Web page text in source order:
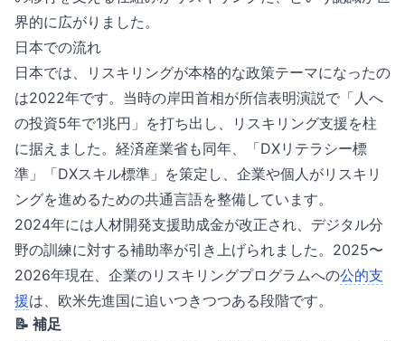
界的に広がりました。
日本での流れ
日本では、リスキリングが本格的な政策テーマになったの
は2022年です。当時の岸田首相が所信表明演説で「人へ
の投資5年で1兆円」を打ち出し、リスキリング支援を柱
に据えました。経済産業省も同年、「DXリテラシー標
準」「DXスキル標準」を策定し、企業や個人がリスキリ
ングを進めるための共通言語を整備しています。
2024年には人材開発支援助成金が改正され、デジタル分
野の訓練に対する補助率が引き上げられました。2025〜
2026年現在、企業のリスキリングプログラムへの公的支
援は、欧米先進国に追いつきつつある段階です。
📝 補足